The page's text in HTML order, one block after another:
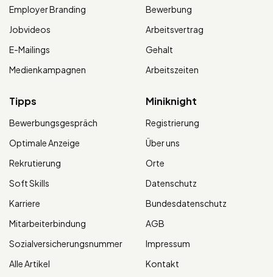
Employer Branding
Jobvideos
E-Mailings
Medienkampagnen
Bewerbung
Arbeitsvertrag
Gehalt
Arbeitszeiten
Tipps
Bewerbungsgespräch
Optimale Anzeige
Rekrutierung
Soft Skills
Karriere
Mitarbeiterbindung
Sozialversicherungsnummer
Alle Artikel
Miniknight
Registrierung
Über uns
Orte
Datenschutz
Bundesdatenschutz
AGB
Impressum
Kontakt